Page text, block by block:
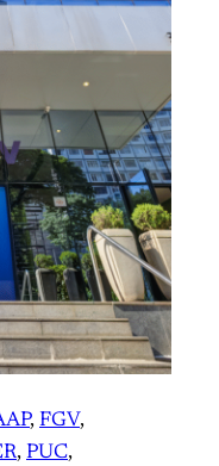
, FGV
, PUC